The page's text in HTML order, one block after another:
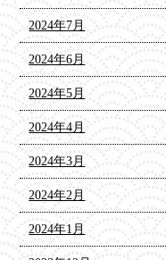
2024年7月
2024年6月
2024年5月
2024年4月
2024年3月
2024年2月
2024年1月